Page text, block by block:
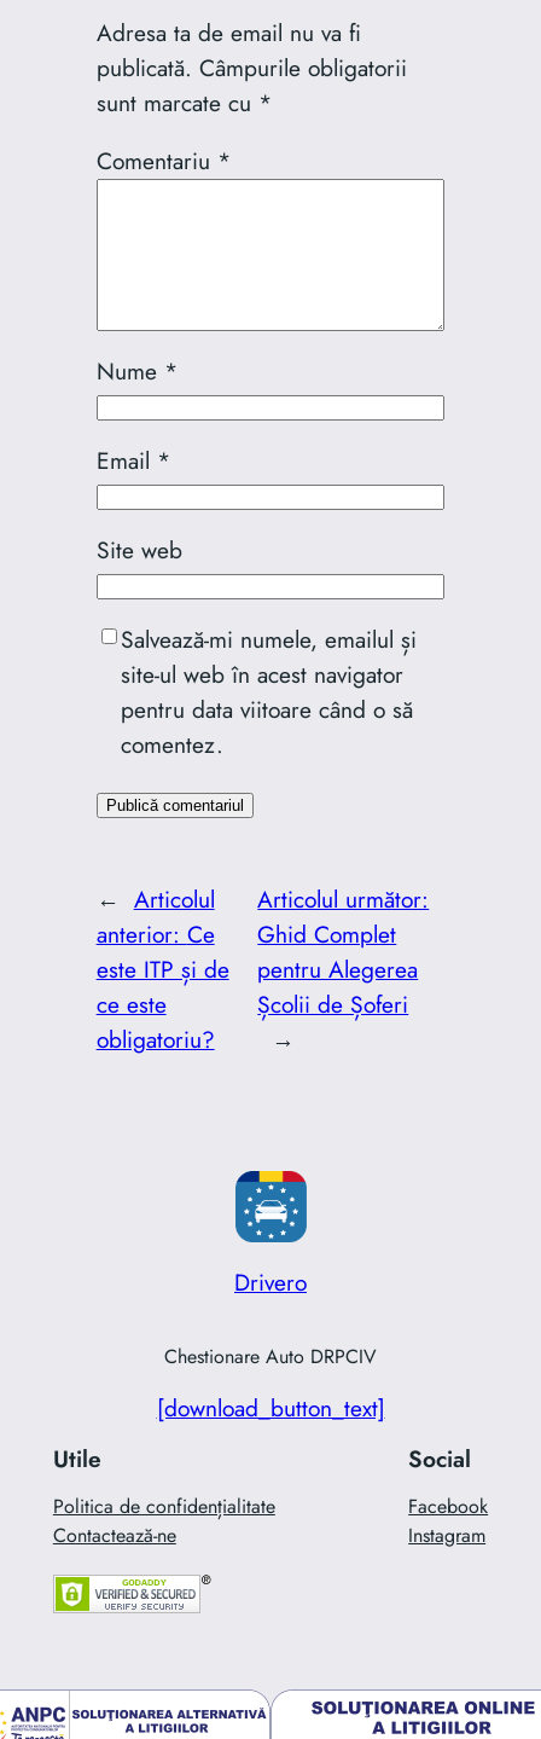
Adresa ta de email nu va fi
publicată. Câmpurile obligatorii
sunt marcate cu *
Comentariu *
Nume *
Email *
Site web
Salvează-mi numele, emailul și
site-ul web în acest navigator
pentru data viitoare când o să
comentez.
← Articolul
anterior: Ce
este ITP și de
ce este
obligatoriu?
Articolul următor:
Ghid Complet
pentru Alegerea
Școlii de Șoferi
→
Drivero
Chestionare Auto DRPCIV
[download_button_text]
Utile
Politica de confidențialitate
Contactează-ne
Social
Facebook
Instagram